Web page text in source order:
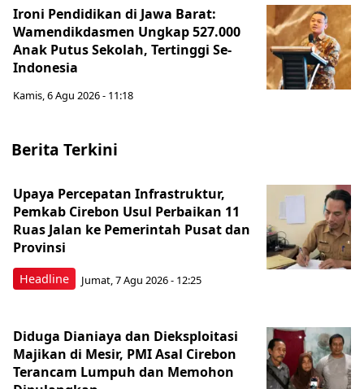
Ironi Pendidikan di Jawa Barat:
Wamendikdasmen Ungkap 527.000
Anak Putus Sekolah, Tertinggi Se-
Indonesia
Kamis, 6 Agu 2026 - 11:18
Berita Terkini
Headline
Upaya Percepatan Infrastruktur,
Pemkab Cirebon Usul Perbaikan 11
Ruas Jalan ke Pemerintah Pusat dan
Provinsi
Jumat, 7 Agu 2026 - 12:25
Diduga Dianiaya dan Dieksploitasi
Majikan di Mesir, PMI Asal Cirebon
Terancam Lumpuh dan Memohon